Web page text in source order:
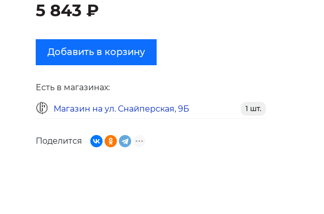
5 843 ₽
Добавить в корзину
Есть в магазинах:
Магазин на ул. Снайперская, 9Б 1 шт.
Поделится